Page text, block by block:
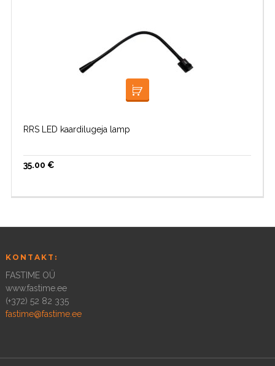
LOE EDASI
RRS LED kaardilugeja lamp
35.00 €
KONTAKT:
FASTIME OÜ
www.fastime.ee
(+372) 52 82 335
fastime@fastime.ee